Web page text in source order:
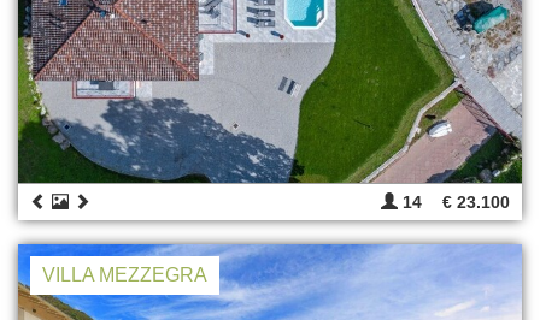
14 € 23.100
VILLA MEZZEGRA